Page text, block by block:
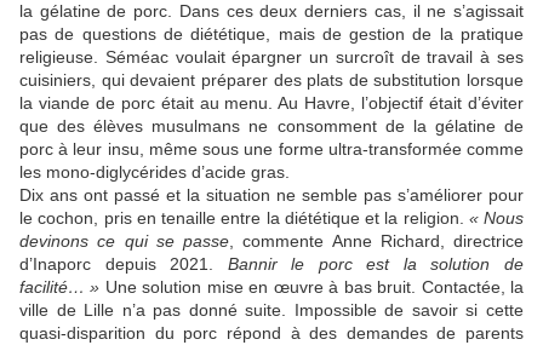
la gélatine de porc. Dans ces deux derniers cas, il ne s’agissait
pas de questions de diététique, mais de gestion de la pratique
religieuse. Séméac voulait épargner un surcroît de travail à ses
cuisiniers, qui devaient préparer des plats de substitution lorsque
la viande de porc était au menu. Au Havre, l’objectif était d’éviter
que des élèves musulmans ne consomment de la gélatine de
porc à leur insu, même sous une forme ultra-transformée comme
les mono-diglycérides d’acide gras.
Dix ans ont passé et la situation ne semble pas s’améliorer pour
le cochon, pris en tenaille entre la diététique et la religion. « Nous
devinons ce qui se passe , commente Anne Richard, directrice
d’Inaporc depuis 2021. Bannir le porc est la solution de
facilité… » Une solution mise en œuvre à bas bruit. Contactée, la
ville de Lille n’a pas donné suite. Impossible de savoir si cette
quasi-disparition du porc répond à des demandes de parents